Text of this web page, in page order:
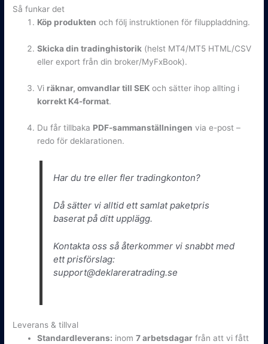
Så funkar det
Köp produkten och följ instruktionen för filuppladdning.
Skicka din tradinghistorik (helst MT4/MT5 HTML/CSV
eller export från din broker/MyFxBook).
Vi räknar, omvandlar till SEK och sätter ihop allting i
korrekt K4-format.
Du får tillbaka PDF-sammanställningen via e-post –
redo för deklarationen.
Har du tre eller fler tradingkonton?
Då sätter vi alltid ett samlat paketpris
baserat på ditt upplägg.
Kontakta oss så återkommer vi snabbt med
ett prisförslag:
support@deklareratrading.se
Leverans & tillval
Standardleverans: inom7 arbetsdagar från att vi fått